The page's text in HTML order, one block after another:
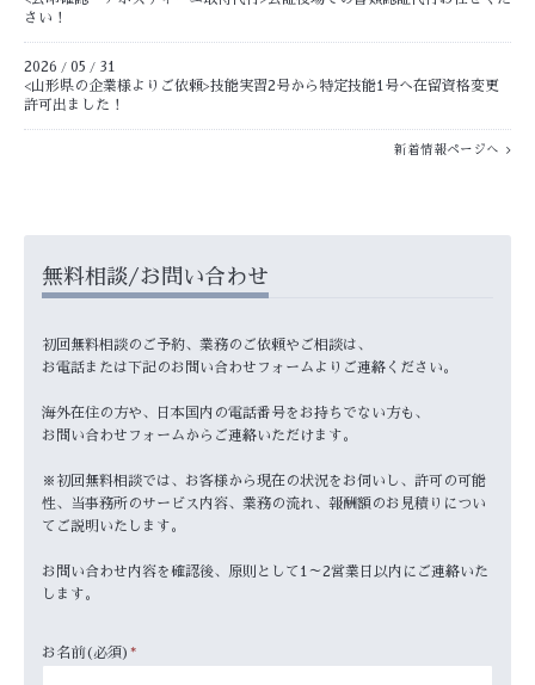
さい！
2026 / 05 / 31
<山形県の企業様よりご依頼>技能実習2号から特定技能1号へ在留資格変更
許可出ました！
新着情報ページへ
無料相談/お問い合わせ
初回無料相談のご予約、業務のご依頼やご相談は、
お電話または下記のお問い合わせフォームよりご連絡ください。
海外在住の方や、日本国内の電話番号をお持ちでない方も、
お問い合わせフォームからご連絡いただけます。
※初回無料相談では、お客様から現在の状況をお伺いし、許可の可能
性、当事務所のサービス内容、業務の流れ、報酬額のお見積りについ
てご説明いたします。
お問い合わせ内容を確認後、原則として1～2営業日以内にご連絡いた
します。
お名前(必須) *